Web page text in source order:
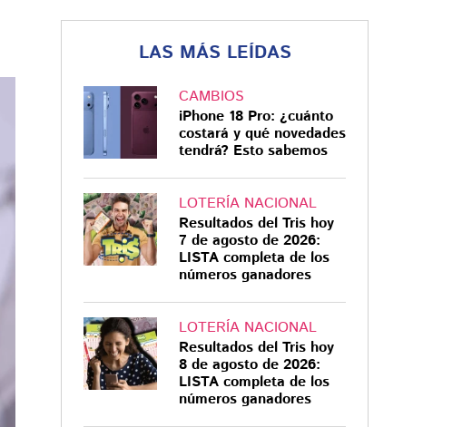
LAS MÁS LEÍDAS
CAMBIOS
iPhone 18 Pro: ¿cuánto
costará y qué novedades
tendrá? Esto sabemos
LOTERÍA NACIONAL
Resultados del Tris hoy
7 de agosto de 2026:
LISTA completa de los
números ganadores
LOTERÍA NACIONAL
Resultados del Tris hoy
8 de agosto de 2026:
LISTA completa de los
números ganadores